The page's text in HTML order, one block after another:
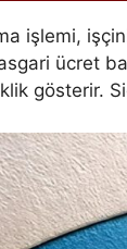
işlemi,
ücret
gösterir.